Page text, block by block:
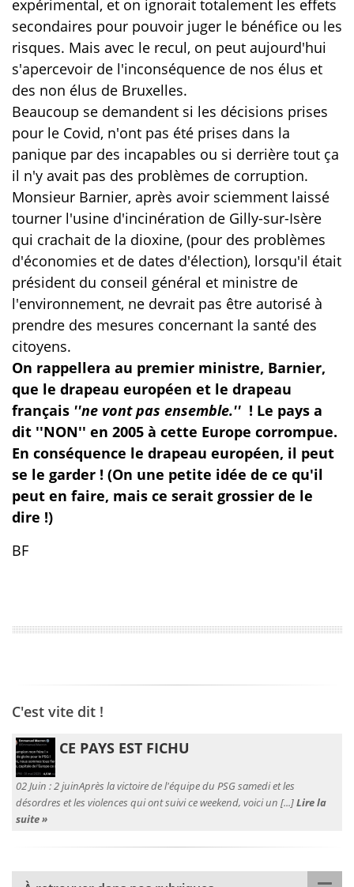
expérimental, et on ignorait totalement les effets
secondaires pour pouvoir juger le bénéfice ou les
risques. Mais avec le recul, on peut aujourd'hui
s'apercevoir de l'inconséquence de nos élus et
des non élus de Bruxelles.
Beaucoup se demandent si les décisions prises
pour le Covid, n'ont pas été prises dans la
panique par des incapables ou si derrière tout ça
il n'y avait pas des problèmes de corruption.
Monsieur Barnier, après avoir sciemment laissé
tourner l'usine d'incinération de Gilly-sur-Isère
qui crachait de la dioxine, (pour des problèmes
d'économies et de dates d'élection), lorsqu'il était
président du conseil général et ministre de
l'environnement, ne devrait pas être autorisé à
prendre des mesures concernant la santé des
citoyens.
On rappellera au premier ministre, Barnier,
que le drapeau européen et le drapeau
français ''ne vont pas ensemble.'' ! Le pays a
dit ''NON'' en 2005 à cette Europe corrompue.
En conséquence le drapeau européen, il peut
se le garder ! (On une petite idée de ce qu'il
peut en faire, mais ce serait grossier de le
dire !)
BF
C'est vite dit !
CE PAYS EST FICHU
02 Juin :2 juinAprès la victoire de l'équipe du PSG samedi et les
désordres et les violences qui ont suivi ce weekend, voici un [...]Lire la
suite »